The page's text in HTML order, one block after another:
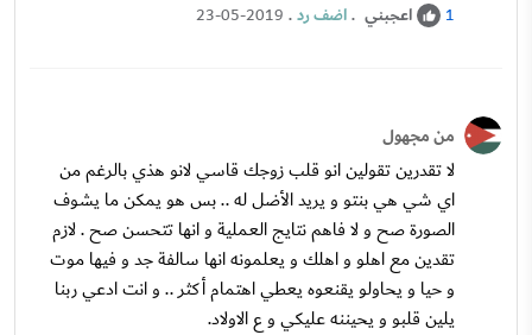
1 اعجبني .اضف رد.
23-05-2019
من مجهول
لا تقدرين تقولين انو قلب زوجك قاسي لانو هذي بالرغم من
اي شي هي بنتو و يريد الأضل له .. بس هو يمكن ما يشوف
الصورة صح و لا فاهم نتايج العملية و انها تتحسن صح . لازم
تقدين مع اهلو و اهلك و يعلمونه انها سالفة جد و فيها موت
و حيا و يحاولو يقنعوه يعطي اهتمام أكثر .. و انت ادعي ربنا
يلين قلبو و يحيننه عليكي و ع الاولاد.